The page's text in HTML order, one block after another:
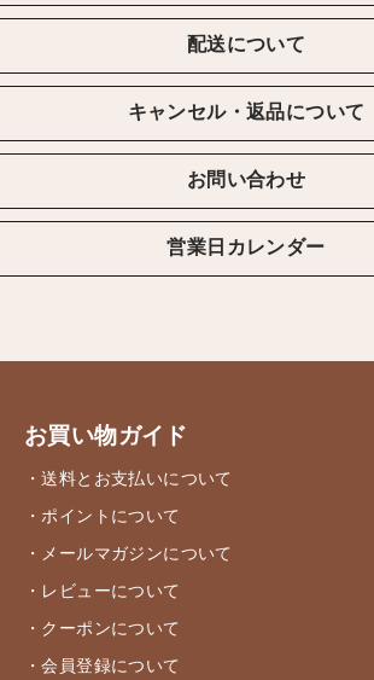
配送について
キャンセル・返品について
お問い合わせ
営業日カレンダー
お買い物ガイド
・送料とお支払いについて
・ポイントについて
・メールマガジンについて
・レビューについて
・クーポンについて
・会員登録について